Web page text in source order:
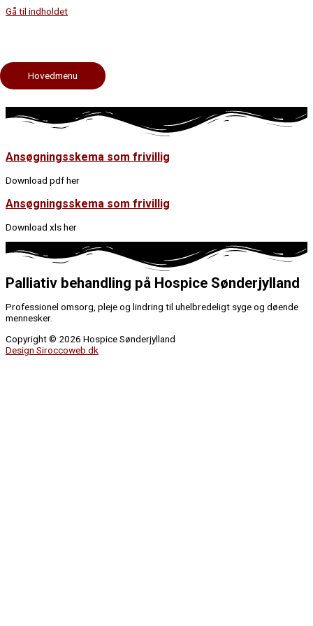
Gå til indholdet
Hovedmenu
Ansøgningsskema som frivillig
Her kan ansøgningsskema som frivillig hentes og udskrives.
Ansøgningsskema som frivillig
Download pdf her
Ansøgningsskema som frivillig
Download xls her
Palliativ behandling på Hospice Sønderjylland
Professionel omsorg, pleje og lindring til uhelbredeligt syge og døende
mennesker.
Copyright © 2026 Hospice Sønderjylland
Design Siroccoweb.dk